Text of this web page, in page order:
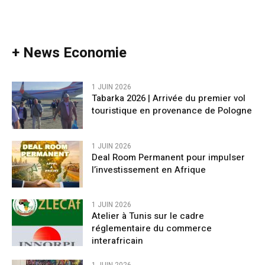
+ News Economie
1 JUIN 2026
Tabarka 2026 | Arrivée du premier vol
touristique en provenance de Pologne
1 JUIN 2026
Deal Room Permanent pour impulser
l’investissement en Afrique
1 JUIN 2026
Atelier à Tunis sur le cadre
réglementaire du commerce
interafricain